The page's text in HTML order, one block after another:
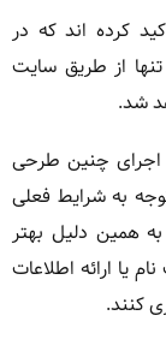
کرده اند که در
از طریق سایت
شد.
اجرای چنین طرحی
به شرایط فعلی
همین دلیل بهتر
یا ارائه اطلاعات
کنند.